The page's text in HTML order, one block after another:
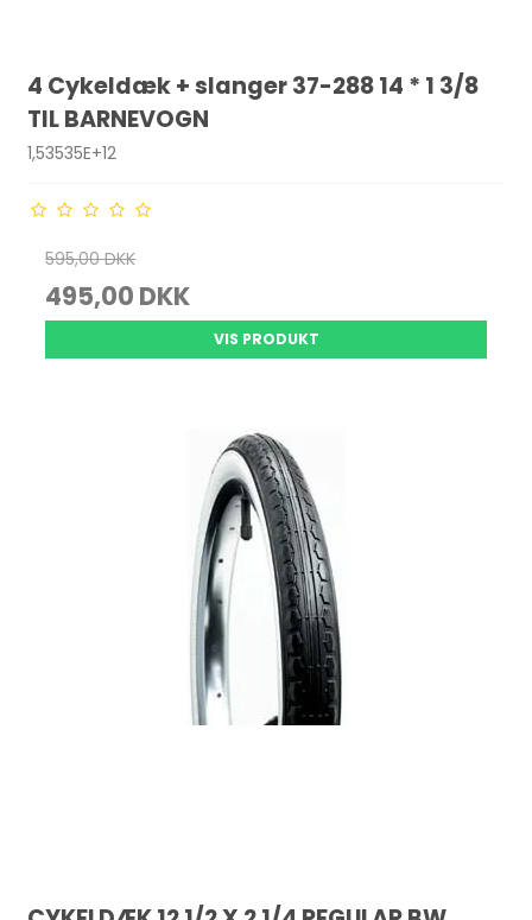
4 Cykeldæk + slanger 37-288 14 * 1 3/8
TIL BARNEVOGN
1,53535E+12
595,00 DKK
495,00 DKK
VIS PRODUKT